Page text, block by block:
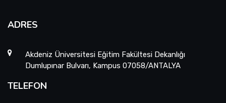
ADRES
Akdeniz Üniversitesi Eğitim Fakültesi Dekanlığı
Dumlupınar Bulvarı, Kampus 07058/ANTALYA
TELEFON